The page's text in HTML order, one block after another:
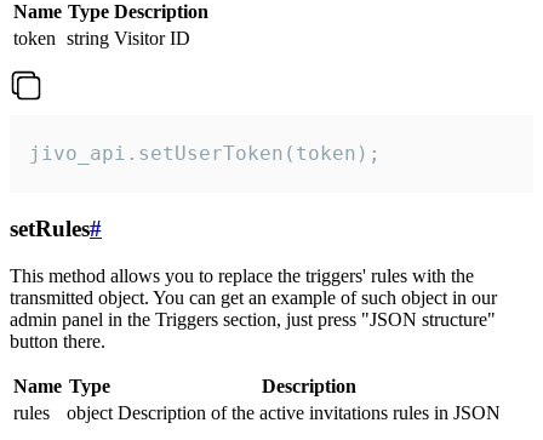
Name Type Description
token string Visitor ID
jivo_api.setUserToken(token);
setRules#
This method allows you to replace the triggers' rules with the
transmitted object. You can get an example of such object in our
admin panel in the Triggers section, just press "JSON structure"
button there.
Name Type
Description
rules
object Description of the active invitations rules in JSON